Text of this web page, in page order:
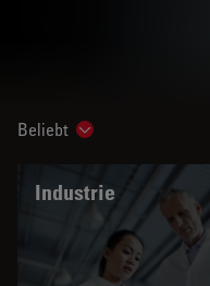
Beliebt Show subnavigation
Industrie